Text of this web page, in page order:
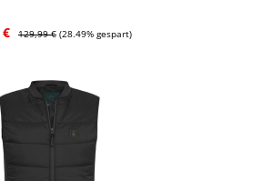
€ Regulärer Preis:
129,99 € (28.49% gespart)